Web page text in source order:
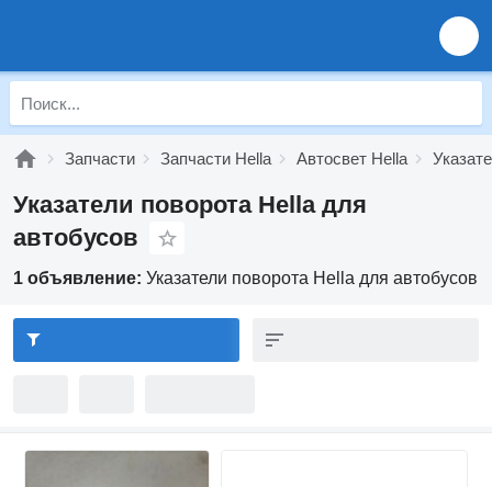
Запчасти Запчасти Hella Автосвет Hella
Указатели поворота Hella для
автобусов
1 объявление: Указатели поворота Hella для автобусов